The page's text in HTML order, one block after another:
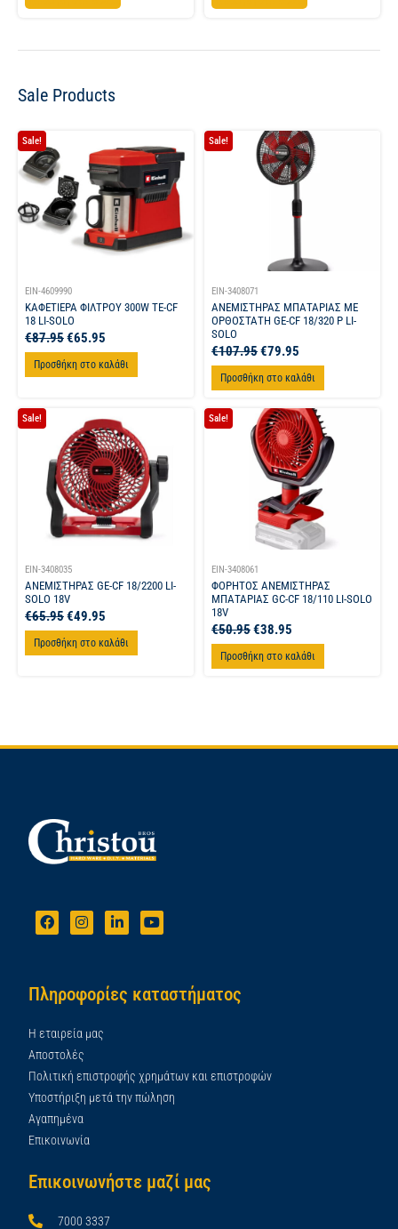
Sale Products
Sale!
EIN-4609990
ΚΑΦΕΤΙΕΡΑ ΦΙΛΤΡΟΥ 300W TE-CF
18 LI-SOLO
€87.95€65.95
Προσθήκη στο καλάθι
Sale!
EIN-3408071
ΑΝΕΜΙΣΤΗΡΑΣ ΜΠΑΤΑΡΙΑΣ ΜΕ
ΟΡΘΟΣΤΑΤΗ GE-CF 18/320 P LI-
SOLO
€107.95€79.95
Προσθήκη στο καλάθι
Sale!
EIN-3408035
ΑΝΕΜΙΣΤΗΡΑΣ GE-CF 18/2200 LI-
SOLO 18V
€65.95€49.95
Προσθήκη στο καλάθι
Sale!
EIN-3408061
ΦΟΡΗΤΟΣ ΑΝΕΜΙΣΤΗΡΑΣ
ΜΠΑΤΑΡΙΑΣ GC-CF 18/110 LI-SOLO
18V
€50.95€38.95
Προσθήκη στο καλάθι
Πληροφορίες καταστήματος
Η εταιρεία μας
Αποστολές
Πολιτική επιστροφής χρημάτων και επιστροφών
Υποστήριξη μετά την πώληση
Αγαπημένα
Επικοινωνία
Επικοινωνήστε μαζί μας
7000 3337